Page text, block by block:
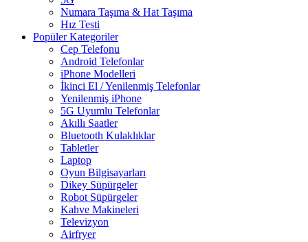
Numara Taşıma & Hat Taşıma
Hız Testi
Popüler Kategoriler
Cep Telefonu
Android Telefonlar
iPhone Modelleri
İkinci El / Yenilenmiş Telefonlar
Yenilenmiş iPhone
5G Uyumlu Telefonlar
Akıllı Saatler
Bluetooth Kulaklıklar
Tabletler
Laptop
Oyun Bilgisayarları
Dikey Süpürgeler
Robot Süpürgeler
Kahve Makineleri
Televizyon
Airfryer